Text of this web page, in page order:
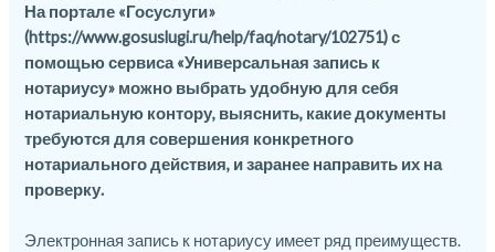
На портале «Госуслуги»
(https://www.gosuslugi.ru/help/faq/notary/102751) с
помощью сервиса «Универсальная запись к
нотариусу» можно выбрать удобную для себя
нотариальную контору, выяснить, какие документы
требуются для совершения конкретного
нотариального действия, и заранее направить их на
проверку.
Электронная запись к нотариусу имеет ряд преимуществ.